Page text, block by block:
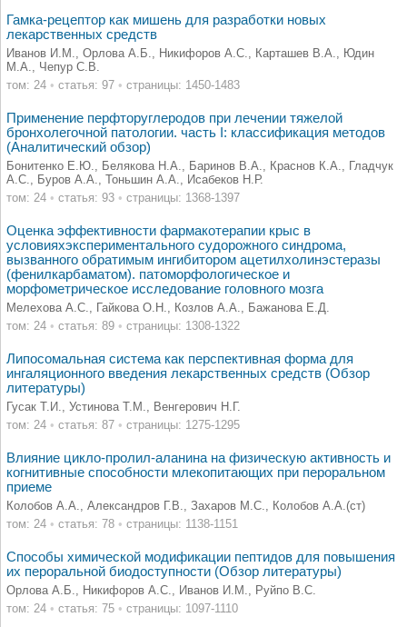
Гамка-рецептор как мишень для разработки новых
лекарственных средств
Иванов И.М., Орлова А.Б., Никифоров А.С., Карташев В.А., Юдин
М.А., Чепур С.В.
том: 24 • статья: 97 • страницы: 1450-1483
Применение перфторуглеродов при лечении тяжелой
бронхолегочной патологии. часть I: классификация методов
(Аналитический обзор)
Бонитенко Е.Ю., Белякова Н.А., Баринов В.А., Краснов К.А., Гладчук
А.С., Буров А.А., Тоньшин А.А., Исабеков Н.Р.
том: 24 • статья: 93 • страницы: 1368-1397
Оценка эффективности фармакотерапии крыс в
условияхэкспериментального судорожного синдрома,
вызванного обратимым ингибитором ацетилхолинэстеразы
(фенилкарбаматом). патоморфологическое и
морфометрическое исследование головного мозга
Мелехова А.С., Гайкова О.Н., Козлов А.А., Бажанова Е.Д.
том: 24 • статья: 89 • страницы: 1308-1322
Липосомальная система как перспективная форма для
ингаляционного введения лекарственных средств (Обзор
литературы)
Гусак Т.И., Устинова Т.М., Венгерович Н.Г.
том: 24 • статья: 87 • страницы: 1275-1295
Влияние цикло-пролил-аланина на физическую активность и
когнитивные способности млекопитающих при пероральном
приеме
Колобов А.А., Александров Г.В., Захаров М.С., Колобов А.А.(ст)
том: 24 • статья: 78 • страницы: 1138-1151
Cпособы химической модификации пептидов для повышения
их пероральной биодоступности (Обзор литературы)
Орлова А.Б., Никифоров А.С., Иванов И.М., Руйпо В.С.
том: 24 • статья: 75 • страницы: 1097-1110